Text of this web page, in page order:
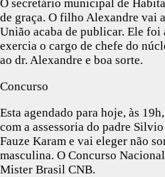
O secretário municipal de
de graça. O filho Alexandre vai
União acaba de publicar. Ele foi
exercia o cargo de chefe do
ao dr. Alexandre e boa sorte.
Concurso
Esta agendado para hoje, às
com a assessoria do padre
Fauze Karam e vai eleger não
masculina. O Concurso
Mister Brasil CNB.